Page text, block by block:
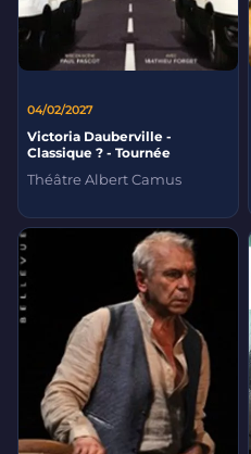
04/02/2027
Victoria Dauberville -
Classique ? - Tournée
Théâtre Albert Camus